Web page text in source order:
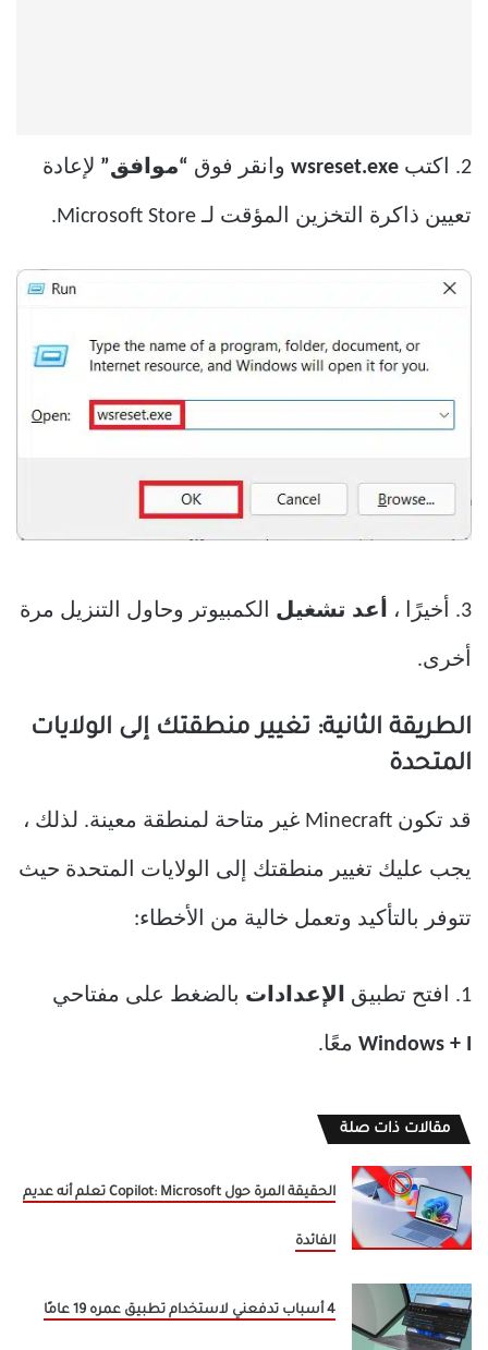
2. اكتب wsreset.exe وانقر فوق “موافق” لإعادة
تعيين ذاكرة التخزين المؤقت لـ Microsoft Store.
3. أخيرًا ، أعد تشغيل الكمبيوتر وحاول التنزيل مرة
أخرى.
الطريقة الثانية: تغيير منطقتك إلى الولايات
المتحدة
قد تكون Minecraft غير متاحة لمنطقة معينة. لذلك ،
يجب عليك تغيير منطقتك إلى الولايات المتحدة حيث
تتوفر بالتأكيد وتعمل خالية من الأخطاء:
1. افتح تطبيق الإعدادات بالضغط على مفتاحي
Windows + I معًا.
مقالات ذات صلة
الحقيقة المرة حول Copilot: Microsoft تعلم أنه عديم
الفائدة
4 أسباب تدفعني لاستخدام تطبيق عمره 19 عامًا